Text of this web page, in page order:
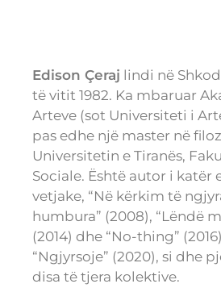
Edison Çeraj lindi në
të vitit 1982. Ka mbaruar
Arteve (sot Universiteti i
pas edhe një master në
Universitetin e Tiranës,
Sociale. Është autor i katër
vetjake, “Në kërkim të
humbura” (2008), “Lëndë
(2014) dhe “No-thing”
“Ngjyrsoje” (2020), si dhe
disa të tjera kolektive.